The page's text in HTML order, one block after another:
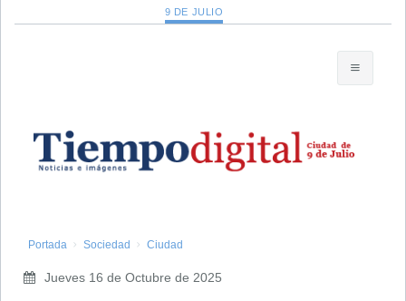
9 DE JULIO
Portada Sociedad Ciudad
Jueves 16 de Octubre de 2025